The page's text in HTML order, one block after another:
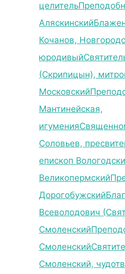
целитель
Аляскинский
Кочанов,
юродивый
(Скрипицын),
Московский
Мантинейская,
игумения
Соловьев,
епископ
Великопермский
Дорогобужский
Всеволодович
Смоленский
Смоленский
Смоленский,